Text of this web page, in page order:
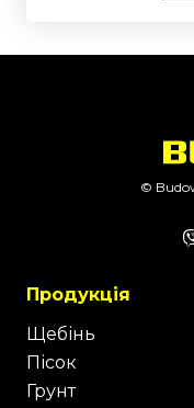
©
Продукція
Щебінь
Пісок
Грунт